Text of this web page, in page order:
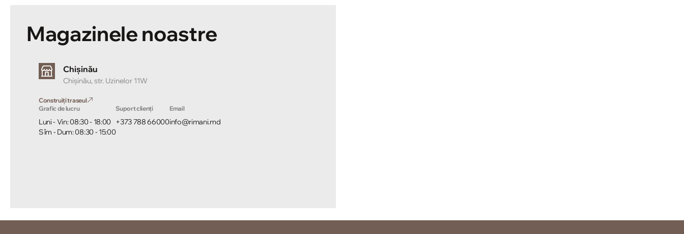
Magazinele noastre
Chișinău
Chișinău, str. Uzinelor 11W
Construiți traseul
Grafic de lucru
Luni - Vin: 08:30 - 18:00
Sîm - Dum: 08:30 - 15:00
Suport clienți
+373 788 66000
Email
info@rimani.md